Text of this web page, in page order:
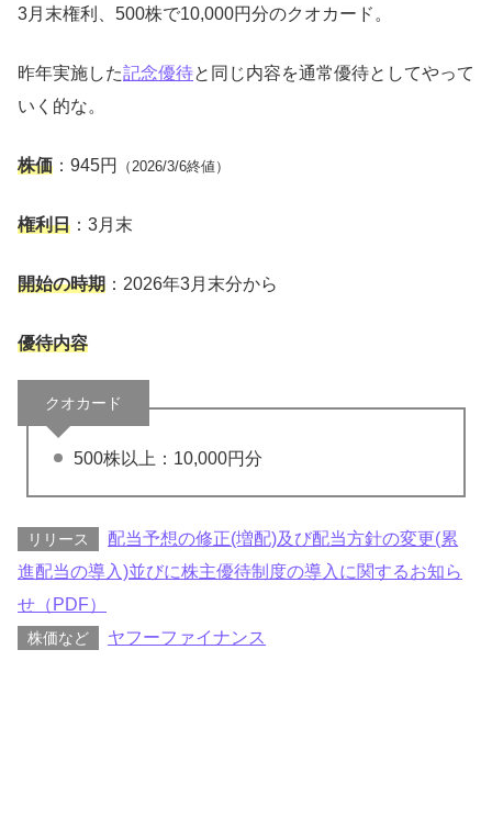
3月末権利、500株で10,000円分のクオカード。
昨年実施した記念優待と同じ内容を通常優待としてやって
いく的な。
株価 ：945円 （2026/3/6終値）
権利日 ：3月末
開始の時期 ：2026年3月末分から
優待内容
クオカード
500株以上：10,000円分
リリース
配当予想の修正(増配)及び配当方針の変更(累
進配当の導入)並びに株主優待制度の導入に関するお知ら
せ（PDF）
株価など ヤフーファイナンス